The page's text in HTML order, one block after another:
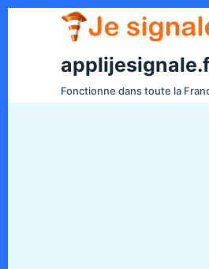
e
Fonctionne dans toute la